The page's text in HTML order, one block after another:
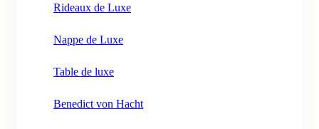
Rideaux de Luxe
Nappe de Luxe
Table de luxe
Benedict von Hacht